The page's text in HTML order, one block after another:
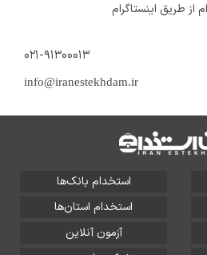
طریق اینستاگرام
۰۲۱-۹۱۳۰۰۰۱۳
info@iranestekhdam.ir
استخدام بانک‌ها
استخدام استان‌ها
آزمون آنلاین